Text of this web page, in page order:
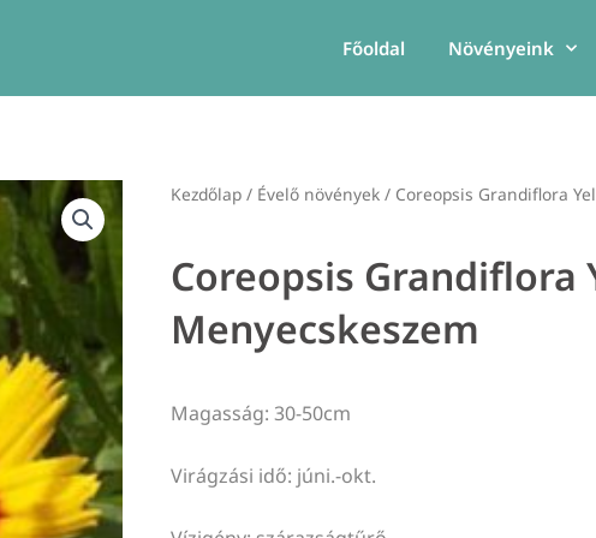
Főoldal Növényeink
Kezdőlap / Évelő növények / Coreopsis Grandiflora
Coreopsis Grandiflora
Menyecskeszem
Magasság: 30-50cm
Virágzási idő: júni.-okt.